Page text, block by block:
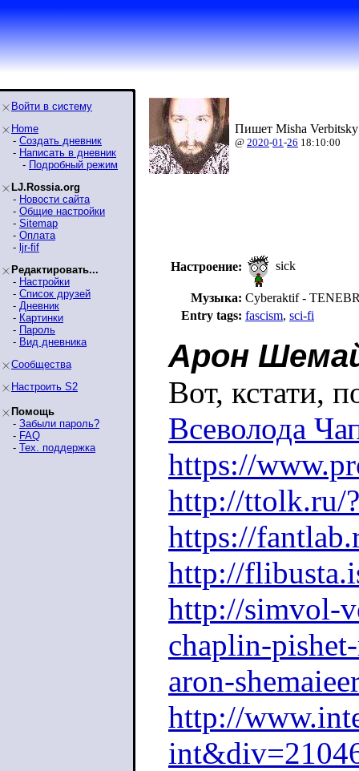
Войти в систему
Home
- Создать дневник
- Написать в дневник
- Подробный режим
LJ.Rossia.org
- Новости сайта
- Общие настройки
- Sitemap
- Оплата
- ljr-fif
Редактировать...
- Настройки
- Список друзей
- Дневник
- Картинки
- Пароль
- Вид дневника
Сообщества
Настроить S2
Помощь
- Забыли пароль?
- FAQ
- Тех. поддержка
Пишет Misha
@ 2020-01-26 18:10:00
Настроение: sick
Музыка: Cyberaktif -
Entry tags: fascism, sci-fi
Арон
Вот, кстати,
Всеволода
https://
http://ttolk.ru/
https://
http://
http://simvol-
chaplin-
aron-
http://